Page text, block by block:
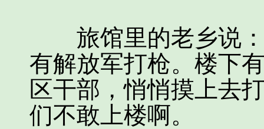
旅馆里的老乡说：
有解放军打枪。楼下
区干部，悄悄摸上去
们不敢上楼啊。